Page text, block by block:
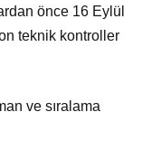
önce 16 Eylül
teknik kontroller
ve sıralama